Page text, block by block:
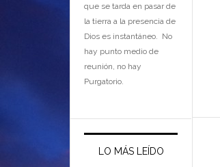
que se tarda en pasar de
la tierra a la presencia de
Dios es instantáneo. No
hay punto medio de
reunión, no hay
Purgatorio.
LO MÁS LEÍDO